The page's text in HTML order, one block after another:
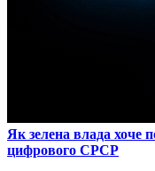
​Як зелена влада хоче
цифрового СРСР